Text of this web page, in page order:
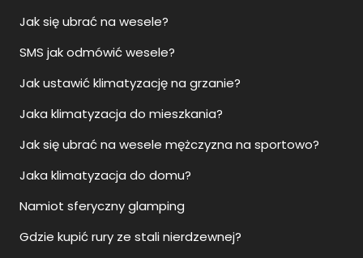
Jak się ubrać na wesele?
SMS jak odmówić wesele?
Jak ustawić klimatyzację na grzanie?
Jaka klimatyzacja do mieszkania?
Jak się ubrać na wesele mężczyzna na sportowo?
Jaka klimatyzacja do domu?
Namiot sferyczny glamping
Gdzie kupić rury ze stali nierdzewnej?